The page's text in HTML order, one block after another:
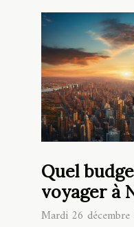
Quel
voyager à
Mardi 26